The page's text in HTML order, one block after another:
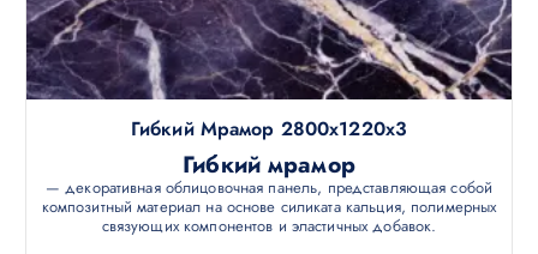
Гибкий Мрамор 2800х1220х3
Гибкий мрамор
— декоративная облицовочная панель, представляющая собой
композитный материал на основе силиката кальция, полимерных
связующих компонентов и эластичных добавок.